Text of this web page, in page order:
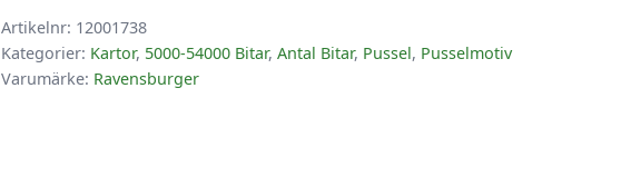
Artikelnr: 12001738
Kategorier: Kartor, 5000-54000 Bitar,Antal Bitar, Pussel, Pusselmotiv
Varumärke: Ravensburger